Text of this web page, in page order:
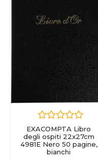
EXACOMPTA Libro
degli ospiti 22x27cm
4981E Nero 50 pagine,
bianchi